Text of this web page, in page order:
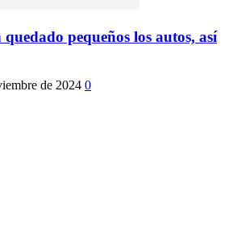
pequeños los autos, así
de 2024 0